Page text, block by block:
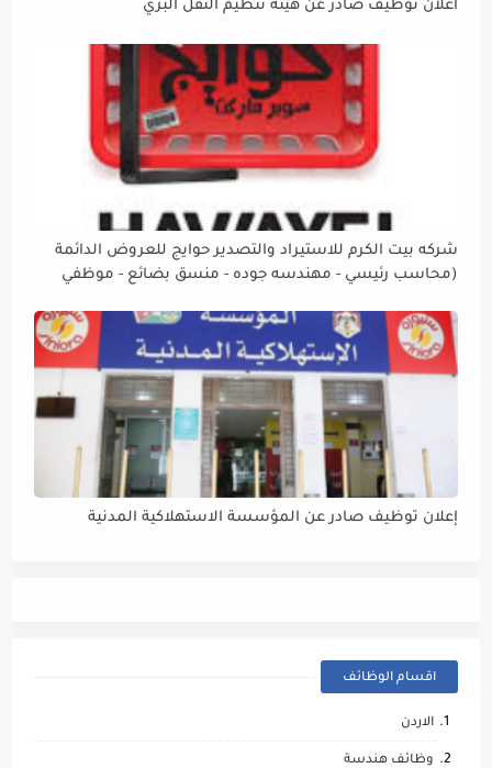
اعلان توظيف صادر عن هيئة تنظيم النقل البري
شركه بيت الكرم للاستيراد والتصدير حوايج للعروض الدائمة
(محاسب رئيسي - مهندسه جوده - منسق بضائع - موظفي
إعلان توظيف صادر عن المؤسسة الاستهلاكية المدنية
اقسام الوظائف
الاردن
وظائف هندسة